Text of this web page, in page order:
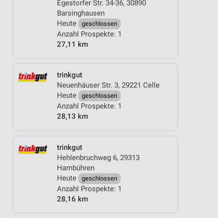
Egestorfer Str. 34-36, 30890
Barsinghausen
Heute
geschlossen
Anzahl Prospekte: 1
27,11 km
trinkgut
Neuenhäuser Str. 3, 29221 Celle
Heute
geschlossen
Anzahl Prospekte: 1
28,13 km
trinkgut
Hehlenbruchweg 6, 29313
Hambühren
Heute
geschlossen
Anzahl Prospekte: 1
28,16 km